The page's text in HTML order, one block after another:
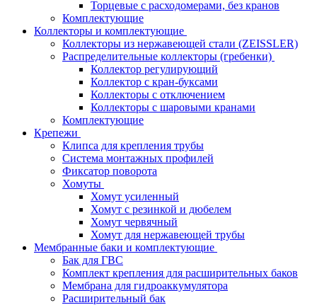
Торцевые с расходомерами, без кранов
Комплектующие
Коллекторы и комплектующие
Коллекторы из нержавеющей стали (ZEISSLER)
Распределительные коллекторы (гребенки)
Коллектор регулирующий
Коллектор с кран-буксами
Коллекторы с отключением
Коллекторы с шаровыми кранами
Комплектующие
Крепежи
Клипса для крепления трубы
Система монтажных профилей
Фиксатор поворота
Хомуты
Хомут усиленный
Хомут с резинкой и дюбелем
Хомут червячный
Хомут для нержавеющей трубы
Мембранные баки и комплектующие
Бак для ГВС
Комплект крепления для расширительных баков
Мембрана для гидроаккумулятора
Расширительный бак